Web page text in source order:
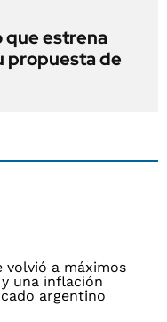
que estrena
propuesta de